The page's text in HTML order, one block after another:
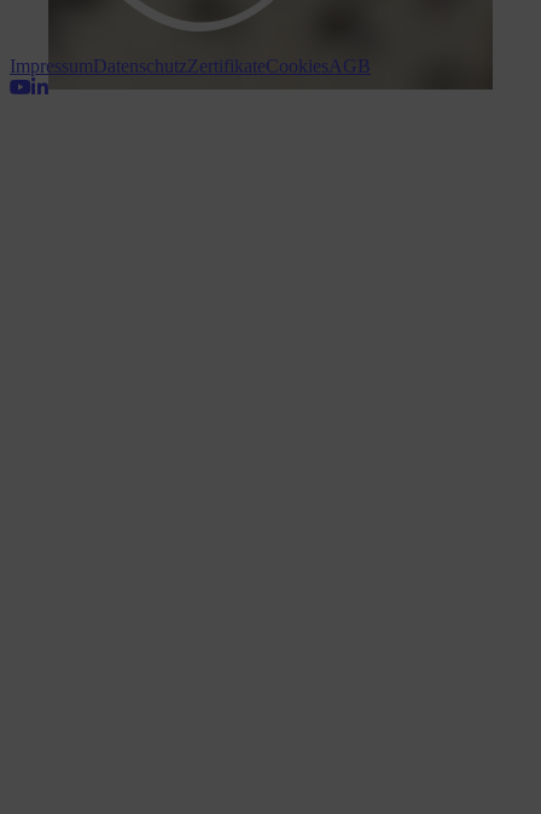
Impressum DatenschutzZertifikateCookiesAGB